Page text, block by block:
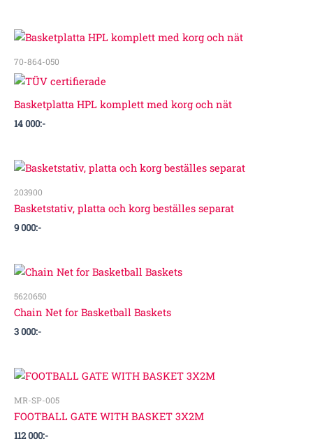
70-864-050
Basketplatta HPL komplett med korg och nät
14 000:-
203900
Basketstativ, platta och korg beställes separat
9 000:-
5620650
Chain Net for Basketball Baskets
3 000:-
MR-SP-005
FOOTBALL GATE WITH BASKET 3X2M
112 000:-